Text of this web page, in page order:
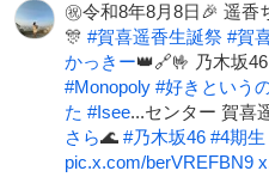
㊗️令和8年8月8日🎉 遥香
🎊 #賀喜遥香生誕祭 #賀
かっきー👑🔗🤟 乃木坂46
#Monopoly #好きという
た #Isee...センター 賀喜
さら🌊 #乃木坂46 #4期生
pic.x.com/berVREFBN9